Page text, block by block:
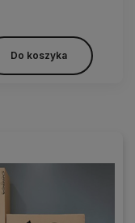
Do koszyka